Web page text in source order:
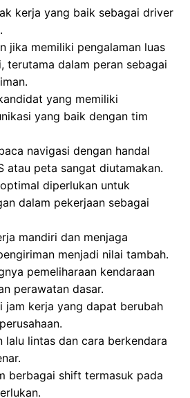
kerja yang baik sebagai driver
jika memiliki pengalaman luas
terutama dalam peran sebagai
yang memiliki
yang baik dengan tim
navigasi dengan handal
atau peta sangat diutamakan.
diperlukan untuk
dalam pekerjaan sebagai
mandiri dan menjaga
menjadi nilai tambah.
pemeliharaan kendaraan
perawatan dasar.
jam kerja yang dapat berubah
lalu lintas dan cara berkendara
berbagai shift termasuk pada